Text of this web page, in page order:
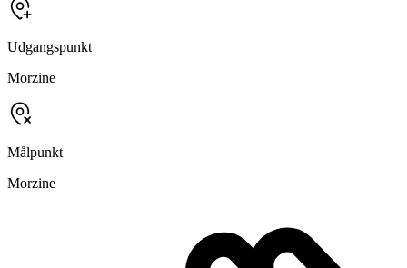
Udgangspunkt
Morzine
Målpunkt
Morzine